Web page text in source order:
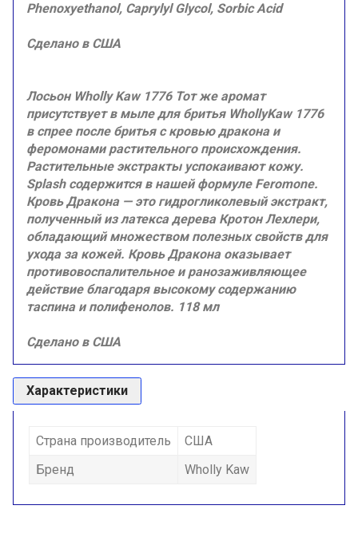
Phenoxyethanol, Caprylyl Glycol, Sorbic Acid
Сделано в США
Лосьон Wholly Kaw 1776 Тот же аромат
присутствует в мыле для бритья WhollyKaw 1776
в спрее после бритья с кровью дракона и
феромонами растительного происхождения.
Растительные экстракты успокаивают кожу.
Splash содержится в нашей формуле Feromone.
Кровь Дракона — это гидрогликолевый экстракт,
полученный из латекса дерева Кротон Лехлери,
обладающий множеством полезных свойств для
ухода за кожей. Кровь Дракона оказывает
противовоспалительное и ранозаживляющее
действие благодаря высокому содержанию
таспина и полифенолов. 118 мл
Сделано в США
Характеристики
Страна производитель
США
Бренд
Wholly Kaw